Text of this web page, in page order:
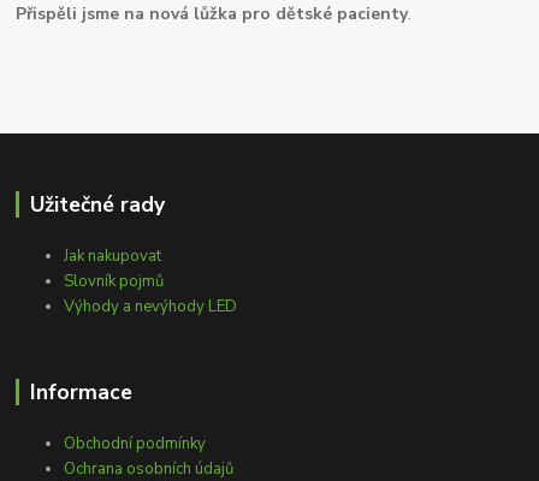
Přispěli jsme na nová lůžka pro dětské pacienty.
Užitečné rady
Jak nakupovat
Slovník pojmů
Výhody a nevýhody LED
Informace
Obchodní podmínky
Ochrana osobních údajů